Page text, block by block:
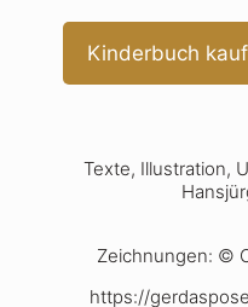
Kinderbuch
Texte, Illustration,
Zeichnungen: ©
https://